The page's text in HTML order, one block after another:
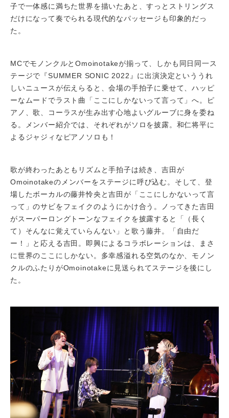
子で一体感に満ちた世界を描いたあと、すっとストリングス
だけになって奏でられる現代的なパッセージも印象的だっ
た。
MCでモノンクルとOmoinotakeが揃って、しかも同日同一ス
テージで『SUMMER SONIC 2022』に出演決定といううれ
しいニュースが伝えらると、会場の手拍子に乗せて、ハッピ
ーなムードでラスト曲「ここにしかないって言って」へ。ピ
アノ、歌、コーラスが生み出す心地よいグルーブに身を委ね
る。メンバー紹介では、それぞれがソロを披露。和仁将平に
よるジャジィなピアノソロも！
歌が終わったあともリズムと手拍子は続き、吉田が
Omoinotakeのメンバーをステージに呼び込む。そして、登
場したボーカルの藤井怜央と吉田が「ここにしかないって言
って」のサビをフェイクのようにかけ合う。ノってきた吉田
がスーパーロングトーンなフェイクを披露すると「（長く
て）そんなに覚えていらんない」と歌う藤井。「自由だ
ー！」と応える吉田。即興によるコラボレーションは、まさ
に世界のここにしかない。多幸感溢れる空気のなか、モノン
クルのふたりがOmoinotakeに見送られてステージを後にし
た。